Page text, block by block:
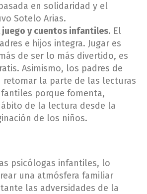
en solidaridad y el
Sotelo Arias.
juego y cuentos infantiles. El
e hijos integra. Jugar es
de ser lo más divertido, es
Asimismo, los padres de
retomar la parte de las lecturas
porque fomenta,
de la lectura desde la
de los niños.
psicólogas infantiles, lo
una atmósfera familiar
las adversidades de la